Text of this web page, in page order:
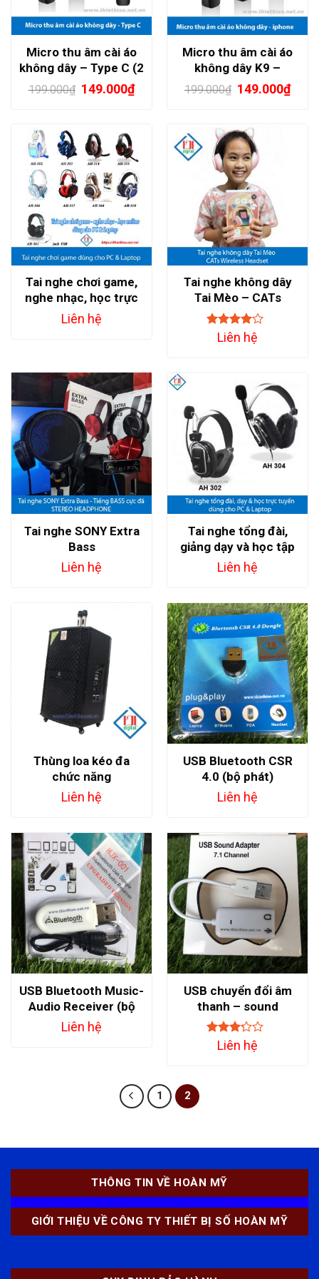
Micro thu âm cài áo
không dây – Type C (2
MIC)
199.000₫ 149.000₫
Micro thu âm cài áo
không dây K9 –
iphone
199.000₫ 149.000₫
Tai nghe chơi game,
nghe nhạc, học trực
online
Liên hệ
Tai nghe không dây
Tai Mèo – CATs
Wireless Headset
Đánh giá
Liên hệ
Tai nghe SONY Extra
Bass
Liên hệ
Tai nghe tổng đài,
giảng dạy và học tập
Online
Liên hệ
Thùng loa kéo đa
chức năng
HM506msp
Liên hệ
USB Bluetooth CSR
4.0 (bộ phát)
Liên hệ
USB Bluetooth Music-
Audio Receiver (bộ
thu)
Liên hệ
USB chuyển đổi âm
thanh – sound
adapter 7.1 channel
Đánh
Liên hệ
1 2
THÔNG TIN VỀ HOÀN MỸ
GIỚI THIỆU VỀ CÔNG TY THIẾT BỊ SỐ HOÀN MỸ